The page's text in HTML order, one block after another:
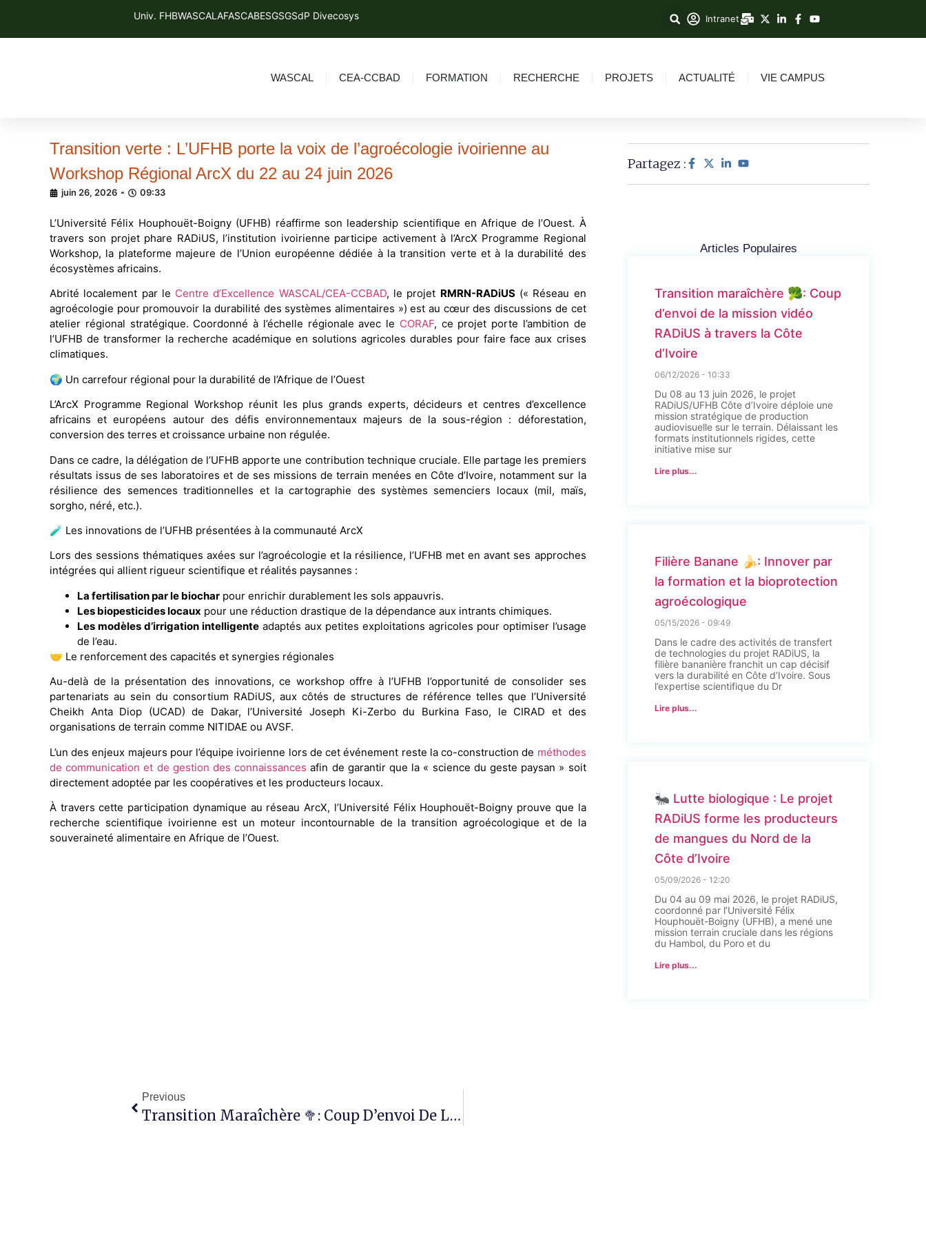
Univ. FHBWASCAL AFASCABESGSGSdP Divecosys Intranet
WASCAL CEA-CCBAD FORMATION RECHERCHE PROJETS ACTUALITÉ VIE CAMPUS
Transition verte : L’UFHB porte la voix de l’agroécologie ivoirienne au
Workshop Régional ArcX du 22 au 24 juin 2026
juin 26, 2026 09:33
L’Université Félix Houphouët-Boigny (UFHB) réaffirme son leadership scientifique en Afrique de l’Ouest. À
travers son projet phare RADiUS, l’institution ivoirienne participe activement à l’ArcX Programme Regional
Workshop, la plateforme majeure de l’Union européenne dédiée à la transition verte et à la durabilité des
écosystèmes africains.
Abrité localement par le Centre d’Excellence WASCAL/CEA-CCBAD, le projet RMRN-RADiUS(« Réseau en
agroécologie pour promouvoir la durabilité des systèmes alimentaires ») est au cœur des discussions de cet
atelier régional stratégique. Coordonné à l’échelle régionale avec le CORAF, ce projet porte l’ambition de
l’UFHB de transformer la recherche académique en solutions agricoles durables pour faire face aux crises
climatiques.
🌍 Un carrefour régional pour la durabilité de l’Afrique de l’Ouest
L’ArcX Programme Regional Workshop réunit les plus grands experts, décideurs et centres d’excellence
africains et européens autour des défis environnementaux majeurs de la sous-région : déforestation,
conversion des terres et croissance urbaine non régulée.
Dans ce cadre, la délégation de l’UFHB apporte une contribution technique cruciale. Elle partage les premiers
résultats issus de ses laboratoires et de ses missions de terrain menées en Côte d’Ivoire, notamment sur la
résilience des semences traditionnelles et la cartographie des systèmes semenciers locaux (mil, maïs,
sorgho, néré, etc.).
🧪 Les innovations de l’UFHB présentées à la communauté ArcX
Lors des sessions thématiques axées sur l’agroécologie et la résilience, l’UFHB met en avant ses approches
intégrées qui allient rigueur scientifique et réalités paysannes :
La fertilisation par le biochar pour enrichir durablement les sols appauvris.
Les biopesticides locaux pour une réduction drastique de la dépendance aux intrants chimiques.
Les modèles d’irrigation intelligenteadaptés aux petites exploitations agricoles pour optimiser l’usage
de l’eau.
🤝 Le renforcement des capacités et synergies régionales
Au-delà de la présentation des innovations, ce workshop offre à l’UFHB l’opportunité de consolider ses
partenariats au sein du consortium RADiUS, aux côtés de structures de référence telles que l’Université
Cheikh Anta Diop (UCAD) de Dakar, l’Université Joseph Ki-Zerbo du Burkina Faso, le CIRAD et des
organisations de terrain comme NITIDAE ou AVSF.
L’un des enjeux majeurs pour l’équipe ivoirienne lors de cet événement reste la co-construction de méthodes
de communication et de gestion des connaissances afin de garantir que la « science du geste paysan » soit
directement adoptée par les coopératives et les producteurs locaux.
À travers cette participation dynamique au réseau ArcX, l’Université Félix Houphouët-Boigny prouve que la
recherche scientifique ivoirienne est un moteur incontournable de la transition agroécologique et de la
souveraineté alimentaire en Afrique de l’Ouest.
Partagez :
Articles Populaires
Transition maraîchère 🥦: Coup
d’envoi de la mission vidéo
RADiUS à travers la Côte
d’Ivoire
06/12/2026 10:33
Du 08 au 13 juin 2026, le projet
RADiUS/UFHB Côte d’Ivoire déploie une
mission stratégique de production
audiovisuelle sur le terrain. Délaissant les
formats institutionnels rigides, cette
initiative mise sur
Lire plus...
Filière Banane 🍌: Innover par
la formation et la bioprotection
agroécologique
05/15/2026 09:49
Dans le cadre des activités de transfert
de technologies du projet RADiUS, la
filière bananière franchit un cap décisif
vers la durabilité en Côte d’Ivoire. Sous
l’expertise scientifique du Dr
Lire plus...
🐜 Lutte biologique : Le projet
RADiUS forme les producteurs
de mangues du Nord de la
Côte d’Ivoire
05/09/2026 12:20
Du 04 au 09 mai 2026, le projet RADiUS,
coordonné par l’Université Félix
Houphouët-Boigny (UFHB), a mené une
mission terrain cruciale dans les régions
du Hambol, du Poro et du
Lire plus...
Previous
Transition Maraîchère 🥦: Coup D’envoi De La Mission Vidéo RADiUS À Travers La Côte D’Ivoire